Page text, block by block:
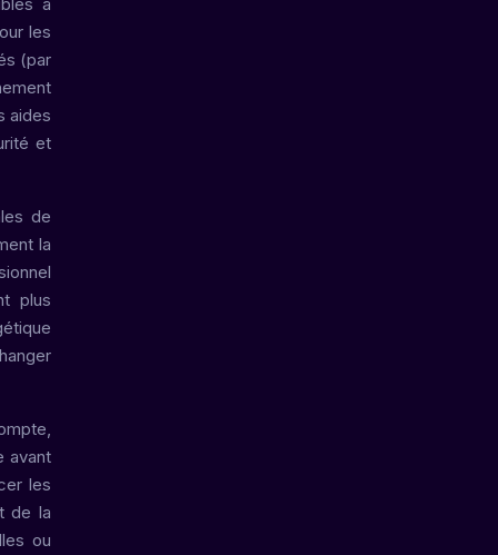
les
(par
aides
et
de
la
plus
avant
les
de la
ou